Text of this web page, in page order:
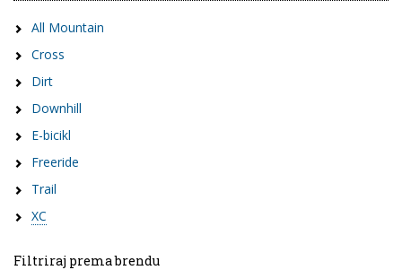
All Mountain
Cross
Dirt
Downhill
E-bicikl
Freeride
Trail
XC
Filtriraj prema brendu